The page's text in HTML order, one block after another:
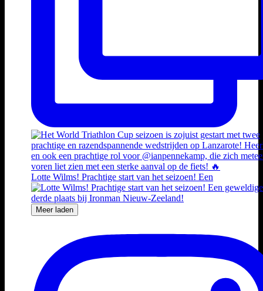
Lotte Wilms! Prachtige start van het seizoen! Een
Meer laden